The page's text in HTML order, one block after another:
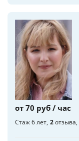
от 70 руб / час
Стаж 6 лет 2отзыва